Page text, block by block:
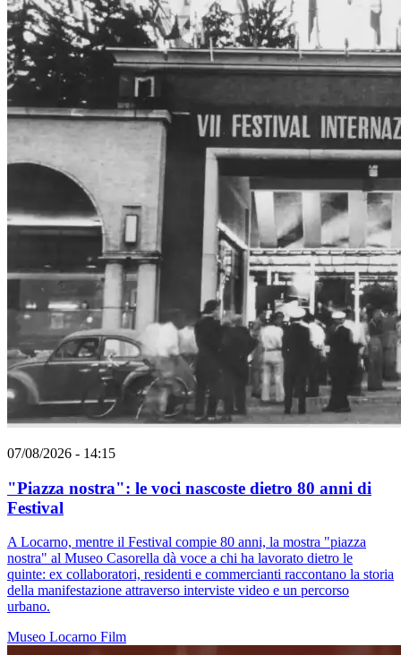
07/08/2026 - 14:15
"Piazza nostra": le voci nascoste dietro 80 anni di
Festival
A Locarno, mentre il Festival compie 80 anni, la mostra "piazza
nostra" al Museo Casorella dà voce a chi ha lavorato dietro le
quinte: ex collaboratori, residenti e commercianti raccontano la storia
della manifestazione attraverso interviste video e un percorso
urbano.
Museo Locarno Film